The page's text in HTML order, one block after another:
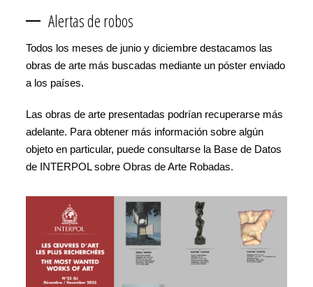
Alertas de robos
Todos los meses de junio y diciembre destacamos las
obras de arte más buscadas mediante un póster enviado
a los países.
Las obras de arte presentadas podrían recuperarse más
adelante. Para obtener más información sobre algún
objeto en particular, puede consultarse la Base de Datos
de INTERPOL sobre Obras de Arte Robadas.